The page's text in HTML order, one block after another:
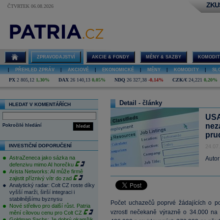
ČTVRTEK 06.08.2026
ZPRAVODAJSTVÍ AKCIE & FONDY MĚNY & SAZBY
PŘEHLED ZPRÁV AKCIOVÉ EKONOMICKÉ MĚNY KOMODITY
PX 2 805,12 1,30% DAX 26 140,13 0,05% NDQ 26 327,38 -0,14% CZK/€ 24,221 0,20%
HLEDAT V KOMENTÁŘÍCH
hledat
Pokročilé hledání
INVESTIČNÍ DOPORUČENÍ
AstraZeneca jako sázka na
defenzivu mimo AI horečku
Arista Networks: AI může firmě
zajistit příznivý vítr do zad
Analytický radar: Colt CZ roste díky
vyšší marži, širší integraci i
stabilnějšímu byznysu
Nové střelivo pro další růst. Patria
mění cílovou cenu pro Colt CZ
Detail - články
Počet uchazečů poprvé žádajících o
vzrostl nečekaně výrazně o 34.000